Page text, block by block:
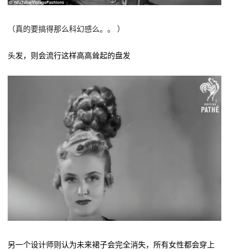
（真的要搞得那么科幻感么。。 ）
头发，则会流行这样高高耸起的盘发
另一个设计师则认为未来裙子会完全消失，所有女性都会穿上